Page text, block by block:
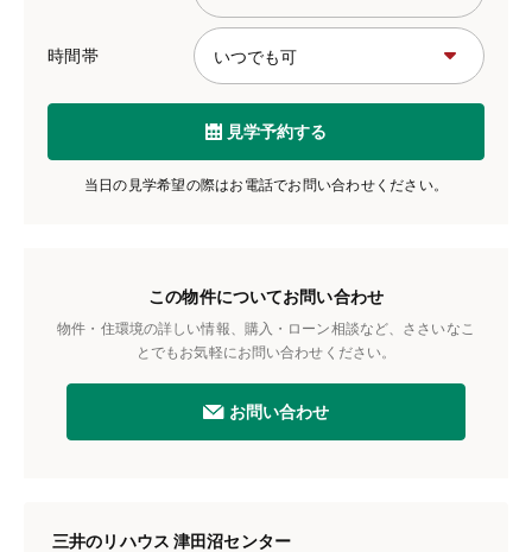
時間帯
見学予約する
当日の見学希望の際はお電話でお問い合わせください。
この物件についてお問い合わせ
物件・住環境の詳しい情報、購入・ローン相談など、ささいなこ
とでもお気軽にお問い合わせください。
お問い合わせ
三井のリハウス 津田沼センター